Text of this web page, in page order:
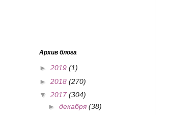
Архив блога
► 2019 (1)
► 2018 (270)
▼ 2017 (304)
► декабря (38)